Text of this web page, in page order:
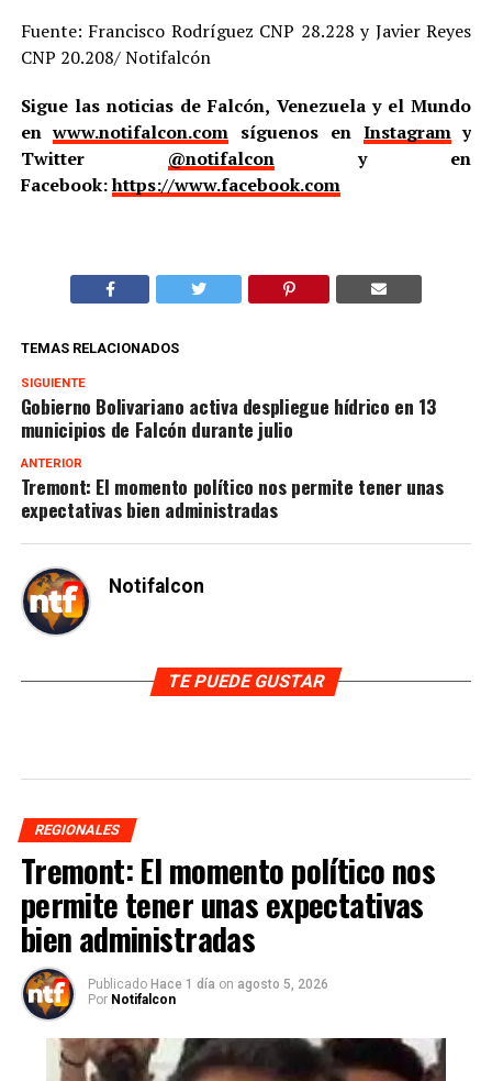
Fuente: Francisco Rodríguez CNP 28.228 y Javier Reyes
CNP 20.208/ Notifalcón
Sigue las noticias de Falcón, Venezuela y el Mundo
enwww.notifalcon.com síguenos en Instagramy
Twitter @notifalcony en
Facebook:https://www.facebook.com
TEMAS RELACIONADOS
SIGUIENTE
Gobierno Bolivariano activa despliegue hídrico en 13
municipios de Falcón durante julio
ANTERIOR
Tremont: El momento político nos permite tener unas
expectativas bien administradas
Notifalcon
TE PUEDE GUSTAR
REGIONALES
Tremont: El momento político nos
permite tener unas expectativas
bien administradas
Publicado Hace 1 día on agosto 5, 2026
Por Notifalcon